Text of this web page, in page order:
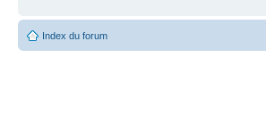
Index du forum